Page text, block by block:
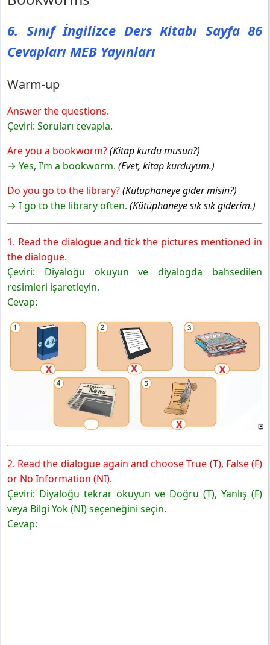
6. Sınıf İngilizce Ders Kitabı Sayfa 86
Cevapları MEB Yayınları
Warm-up
Answer the questions.
Çeviri: Soruları cevapla.
Are you a bookworm?(Kitap kurdu musun?)
→ Yes, I’m a bookworm. (Evet, kitap kurduyum.)
Do you go to the library?(Kütüphaneye gider misin?)
→ I go to the library often. (Kütüphaneye sık sık giderim.)
1. Read the dialogue and tick the pictures mentioned in
the dialogue.
Çeviri: Diyaloğu okuyun ve diyalogda bahsedilen
resimleri işaretleyin.
Cevap:
2. Read the dialogue again and choose True (T), False (F)
or No Information (NI).
Çeviri: Diyaloğu tekrar okuyun ve Doğru (T), Yanlış (F)
veya Bilgi Yok (NI) seçeneğini seçin.
Cevap: